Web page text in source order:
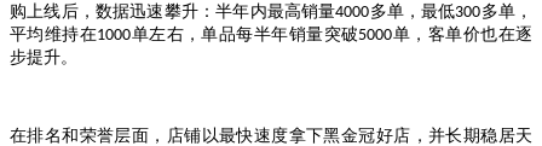
购上线后，数据迅速攀升：半年内最高销量4000多单，最低300多单，
平均维持在1000单左右，单品每半年销量突破5000单，客单价也在逐
步提升。
在排名和荣誉层面，店铺以最快速度拿下黑金冠好店，并长期稳居天